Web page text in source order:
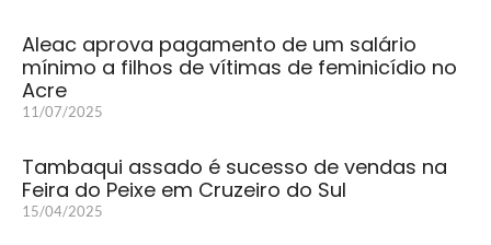
Aleac aprova pagamento de um salário
mínimo a filhos de vítimas de feminicídio no
Acre
11/07/2025
Tambaqui assado é sucesso de vendas na
Feira do Peixe em Cruzeiro do Sul
15/04/2025